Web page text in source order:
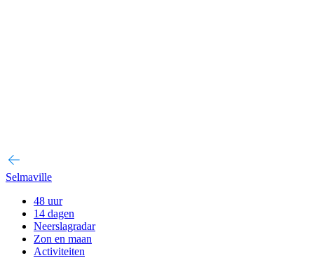
Selmaville
48 uur
14 dagen
Neerslagradar
Zon en maan
Activiteiten